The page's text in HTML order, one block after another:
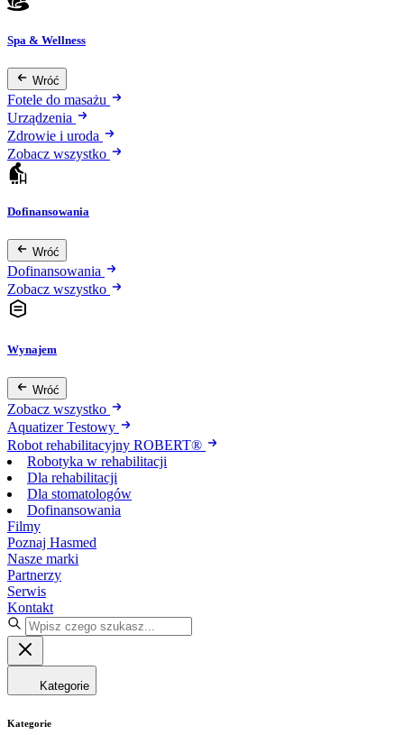
Spa & Wellness
Wróć
Fotele do masażu
Urządzenia
Zdrowie i uroda
Zobacz wszystko
Dofinansowania
Wróć
Dofinansowania
Zobacz wszystko
Wynajem
Wróć
Zobacz wszystko
Aquatizer Testowy
Robot rehabilitacyjny ROBERT®
Robotyka w rehabilitacji
Dla rehabilitacji
Dla stomatologów
Dofinansowania
Filmy
Poznaj Hasmed
Nasze marki
Partnerzy
Serwis
Kontakt
Kategorie
Kategorie